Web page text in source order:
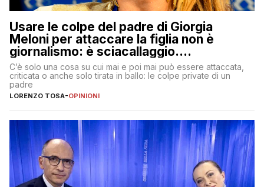
Usare le colpe del padre di Giorgia
Meloni per attaccare la figlia non è
giornalismo: è sciacallaggio.
Dimostriamo di essere diversi
C’è solo una cosa su cui mai e poi mai può essere attaccata,
criticata o anche solo tirata in ballo: le colpe private di un
padre
LORENZO TOSA-OPINIONI